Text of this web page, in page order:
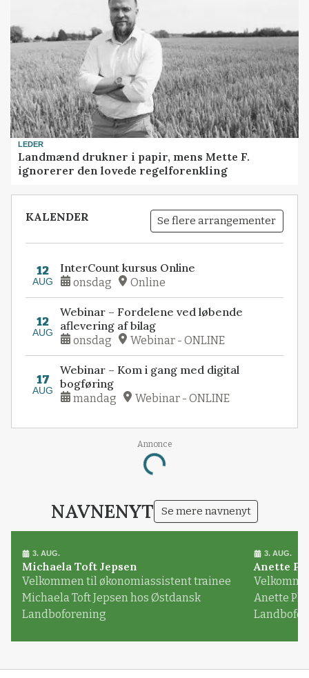
LEDER
Landmænd drukner i papir, mens Mette F.
ignorerer den lovede regelforenkling
KALENDER Se flere arrangementer
12
AUG
InterCount kursus Online
onsdag Online
12
AUG
Webinar – Fordelene ved løbende
aflevering af bilag
onsdag Webinar - ONLINE
17
AUG
Webinar – Kom i gang med digital
bogføring
mandag Webinar - ONLINE
Annonce
Loading...
NAVNENYT Se mere navnenyt
3. AUG.
Michaela Toft Jepsen
Velkommen til økonomiassistent trainee
Michaela Toft Jepsen hos Østdansk
Landboforening
3. AUG.
Anette
Anette